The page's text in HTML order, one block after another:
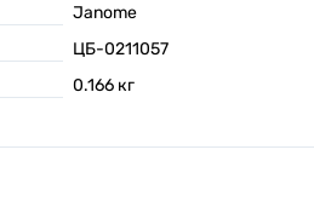
Janome
ЦБ-0211057
0.166 кг